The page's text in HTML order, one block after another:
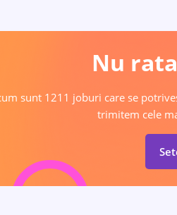
Nu
sunt 1211 joburi care se
trimitem cele